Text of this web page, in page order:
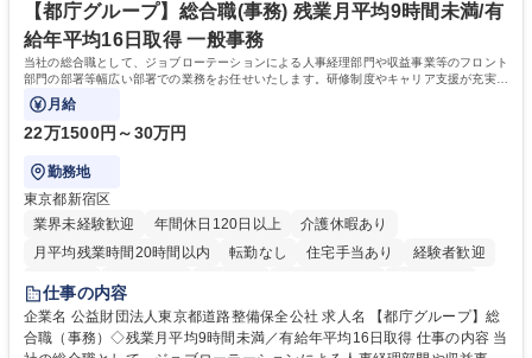
社員から頼られる存在になることができます。平均19:30の退勤以降の業
務の持ち帰りも禁止されており、メリハリのある働き方となります。 学
歴・資格 学歴：大学院 大学 高専 短大 語学力： 資格：
【都庁グループ】総合職(事務) 残業月平均9時間未満/有
給年平均16日取得 一般事務
当社の総合職として、ジョブローテーションによる人事経理部門や収益事業等のフロント
部門の部署等幅広い部署での業務をお任せいたします。研修制度やキャリア支援が充実し
ております！ ※下記業務詳細
月給
22万1500円～30万円
勤務地
東京都新宿区
業界未経験歓迎
年間休日120日以上
介護休暇あり
月平均残業時間20時間以内
転勤なし 住宅手当あり
経験者歓迎
研修あり
退職金あり
駅近5分以内
資格取得手当あり 食事補助あり
仕事の内容
企業名 公益財団法人東京都道路整備保全公社 求人名 【都庁グループ】総
合職（事務）◇残業月平均9時間未満／有給年平均16日取得 仕事の内容 当